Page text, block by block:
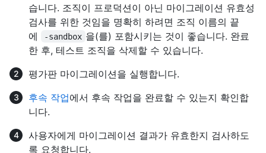
습니다. 조직이 프로덕션이 아닌 마이그레이션 유효성
검사를 위한 것임을 명확히 하려면 조직 이름의 끝
에
-sandbox 을(를) 포함시키는 것이 좋습니다. 완료
한 후, 테스트 조직을 삭제할 수 있습니다.
평가판 마이그레이션을 실행합니다.
후속 작업에서 후속 작업을 완료할 수 있는지 확인합
니다.
사용자에게 마이그레이션 결과가 유효한지 검사하도
록 요청합니다.